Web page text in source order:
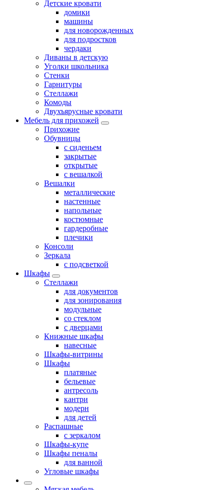
Детские кровати
домики
машины
для новорожденных
для подростков
чердаки
Диваны в детскую
Уголки школьника
Стенки
Гарнитуры
Стеллажи
Комоды
Двухъярусные кровати
Мебель для прихожей
Прихожие
Обувницы
с сиденьем
закрытые
открытые
с вешалкой
Вешалки
металлические
настенные
напольные
костюмные
гардеробные
плечики
Консоли
Зеркала
с подсветкой
Шкафы
Стеллажи
для документов
для зонирования
модульные
со стеклом
с дверцами
Книжные шкафы
навесные
Шкафы-витрины
Шкафы
платяные
бельевые
антресоль
кантри
модерн
для детей
Распашные
с зеркалом
Шкафы-купе
Шкафы пеналы
для ванной
Угловые шкафы